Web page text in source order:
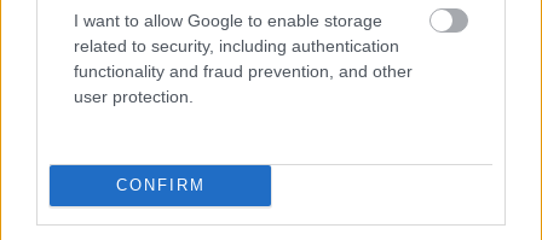
I want to allow Google to enable storage
related to security, including authentication
functionality and fraud prevention, and other
user protection.
CONFIRM
— Niezwykła historia polskiego ł
Mogą Cię zainteresować również hasła
baner